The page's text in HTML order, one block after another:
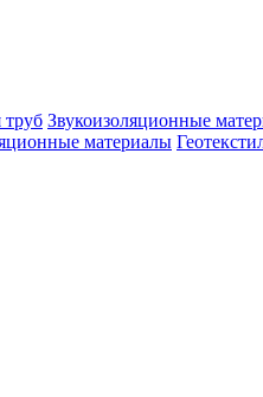
труб Звукоизоляционные
материалы